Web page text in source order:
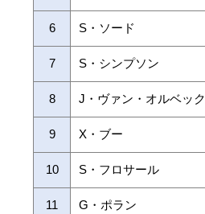
6 S・ソード
7 S・シンプソン
8 J・ヴァン・オルベック
9 X・ブー
10 S・フロサール
11 G・ポラン